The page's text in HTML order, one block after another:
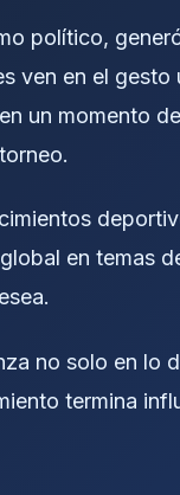
político,
ven en el
un momento
en temas
no solo en lo
termina